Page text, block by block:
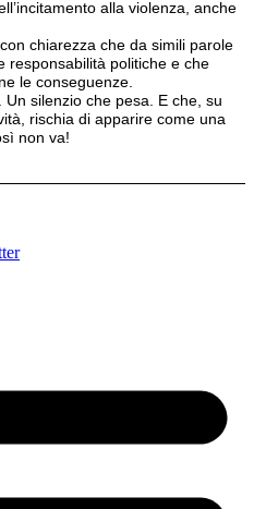
alla violenza, anche
chiarezza che da simili parole
responsabilità politiche e che
le conseguenze.
silenzio che pesa. E che, su
rischia di apparire come una
non va!